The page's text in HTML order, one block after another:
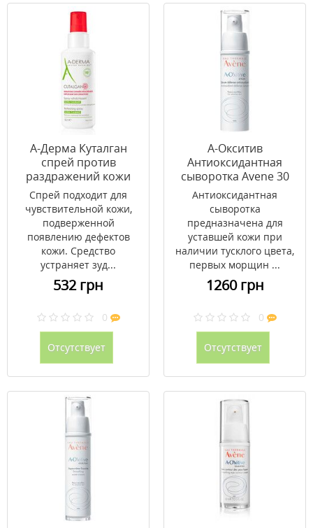
А-Дерма Куталган
спрей против
раздражений кожи
100 мл
Спрей подходит для
чувствительной кожи,
подверженной
появлению дефектов
кожи. Средство
устраняет зуд...
532 грн
0
Отсутствует
А-Окситив
Антиоксидантная
сыворотка Avene 30
мл
Антиоксидантная
сыворотка
предназначена для
уставшей кожи при
наличии тусклого цвета,
первых морщин ...
1260 грн
0
Отсутствует